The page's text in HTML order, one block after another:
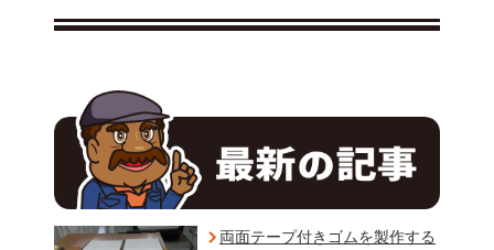
両面テープ付きゴムを製作する